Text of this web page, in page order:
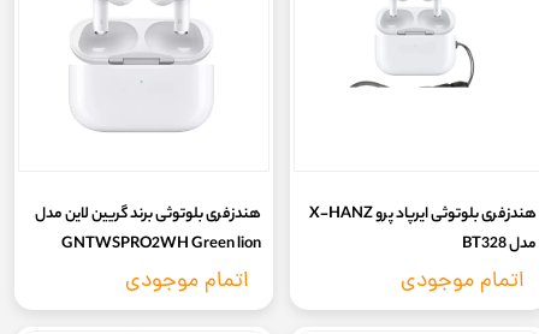
هندزفری بلوتوثی ایرپاد پرو X-HANZ
مدل BT328
اتمام موجودی
هندزفری بلوتوثی برند گریین لاین مدل
GNTWSPRO2WH Green lion
Earbuds Pro2
اتمام موجودی